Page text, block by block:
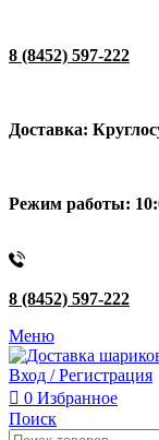
8 (8452) 597-222
Доставка:
Режим работы:
8 (8452) 597-222
Меню
Вход / Регистрация
0 Избранное
Поиск